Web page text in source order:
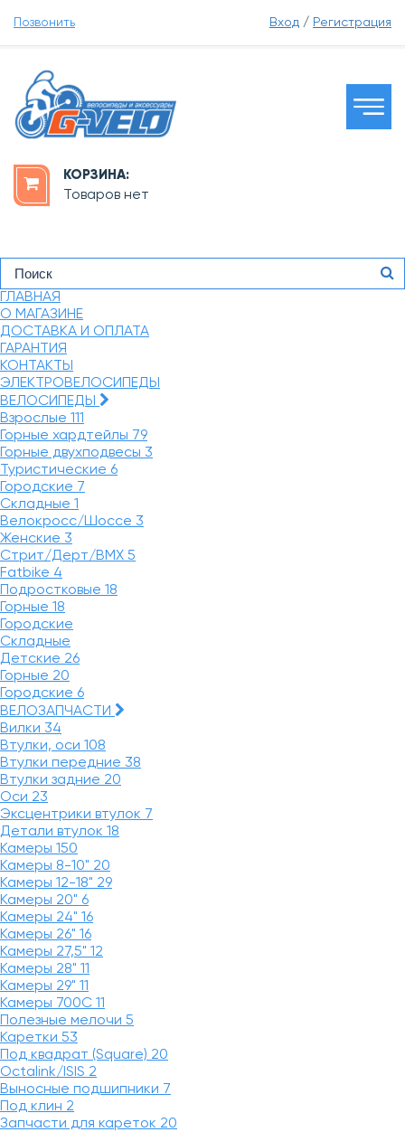
Позвонить Вход / Регистрация
КОРЗИНА:
Товаров нет
ГЛАВНАЯ
О МАГАЗИНЕ
ДОСТАВКА И ОПЛАТА
ГАРАНТИЯ
КОНТАКТЫ
ЭЛЕКТРОВЕЛОСИПЕДЫ
ВЕЛОСИПЕДЫ
Взрослые 111
Горные хардтейлы 79
Горные двухподвесы 3
Туристические 6
Городские 7
Складные 1
Велокросс/Шоссе 3
Женские 3
Стрит/Дерт/BMX 5
Fatbike 4
Подростковые 18
Горные 18
Городские
Складные
Детские 26
Горные 20
Городские 6
ВЕЛОЗАПЧАСТИ
Вилки 34
Втулки, оси 108
Втулки передние 38
Втулки задние 20
Оси 23
Эксцентрики втулок 7
Детали втулок 18
Камеры 150
Камеры 8-10" 20
Камеры 12-18" 29
Камеры 20" 6
Камеры 24" 16
Камеры 26" 16
Камеры 27,5" 12
Камеры 28" 11
Камеры 29" 11
Камеры 700C 11
Полезные мелочи 5
Каретки 53
Под квадрат (Square) 20
Octalink/ISIS 2
Выносные подшипники 7
Под клин 2
Запчасти для кареток 20